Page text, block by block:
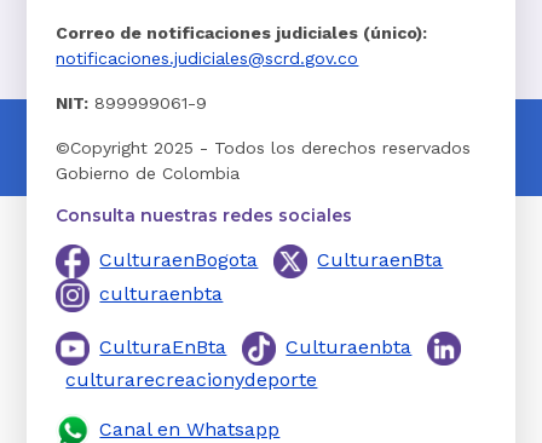
Correo de notificaciones judiciales (único):
notificaciones.judiciales@scrd.gov.co
NIT: 899999061-9
©Copyright 2025 - Todos los derechos reservados
Gobierno de Colombia
Consulta nuestras redes sociales
CulturaenBogota
CulturaenBta
culturaenbta
CulturaEnBta
Culturaenbta
culturarecreacionydeporte
Canal en Whatsapp